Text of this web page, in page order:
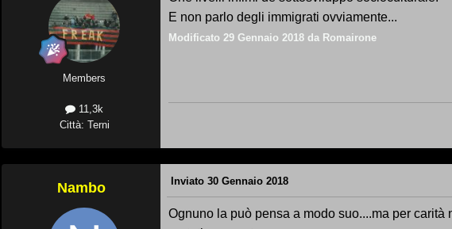
Members
11,3k
Città: Terni
E non parlo degli immigrati ovviamente...
Modificato 29 Gennaio 2018 da Romairone
Nambo Inviato 30 Gennaio 2018
Ognuno la può pensa a modo suo....ma per